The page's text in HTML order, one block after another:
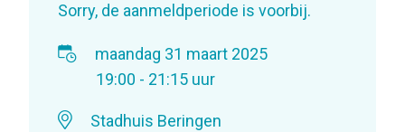
Sorry, de aanmeldperiode is voorbij.
maandag 31 maart 2025
19:00 - 21:15 uur
Stadhuis Beringen